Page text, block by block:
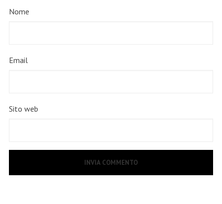
Nome
Email
Sito web